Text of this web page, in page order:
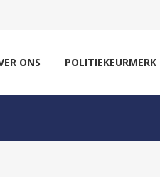
ONS POLITIEKEURMERK